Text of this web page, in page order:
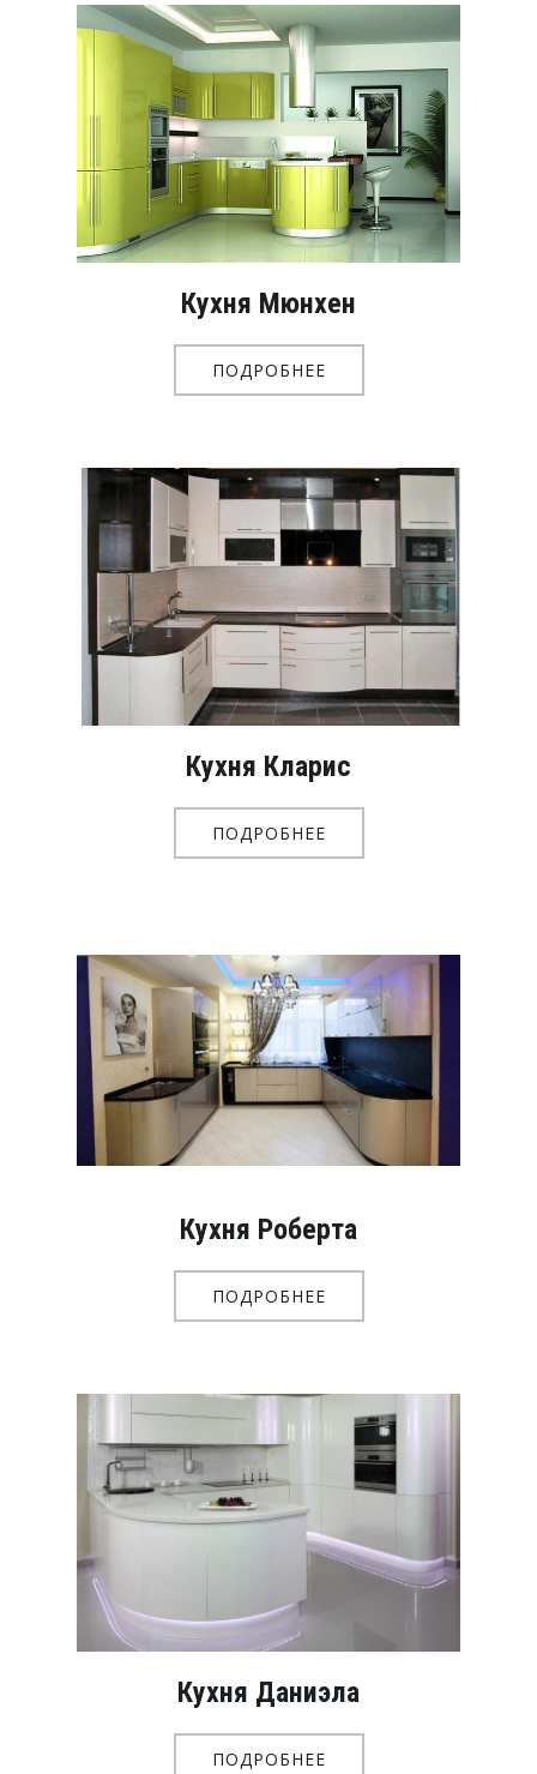
Кухня Мюнхен
ПОДРОБНЕЕ
Кухня Кларис
ПОДРОБНЕЕ
Кухня Роберта
ПОДРОБНЕЕ
Кухня Даниэла
ПОДРОБНЕЕ